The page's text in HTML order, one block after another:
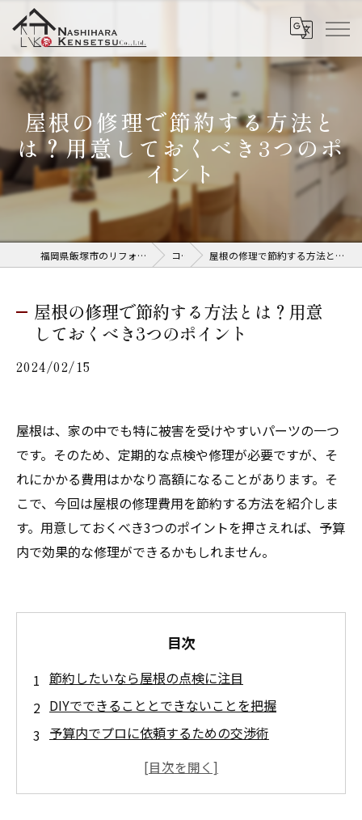
屋根の修理で節約する方法と
は？用意しておくべき3つのポ
イント
福岡県飯塚市のリフォームなら株式会社奈子原建設 コラム 屋根の修理で節約する方法とは？用意しておくべき3つのポイント
屋根の修理で節約する方法とは？用意
しておくべき3つのポイント
2024/02/15
屋根は、家の中でも特に被害を受けやすいパーツの一つ
です。そのため、定期的な点検や修理が必要ですが、そ
れにかかる費用はかなり高額になることがあります。そ
こで、今回は屋根の修理費用を節約する方法を紹介しま
す。用意しておくべき3つのポイントを押さえれば、予算
内で効果的な修理ができるかもしれません。
目次
節約したいなら屋根の点検に注目
DIYでできることとできないことを把握
予算内でプロに依頼するための交渉術
費用を抑えつつ建物を長期間維持する方法っ